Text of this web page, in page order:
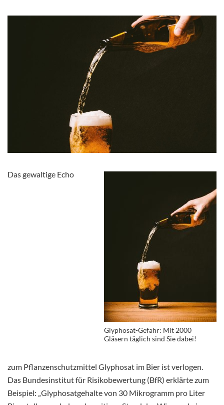
Glyphosat-Gefahr: Mit 2000
Gläsern täglich sind Sie dabei!
Das gewaltige Echo
zum Pflanzenschutzmittel Glyphosat im Bier ist verlogen.
Das Bundesinstitut für Risikobewertung (BfR) erklärte zum
Beispiel: „Glyphosatgehalte von 30 Mikrogramm pro Liter